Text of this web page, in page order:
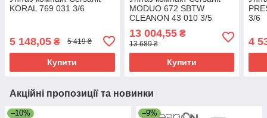
KORAL 769 031 3/6
5 148,05 ₴ 5 419 ₴
Купити
MODUO 672 SBTW
CLEANON 43 010 3/5
13 004,55₴
13 689 ₴
Купити
3/6
4
Акційні пропозиції та новинки
–10% –9%